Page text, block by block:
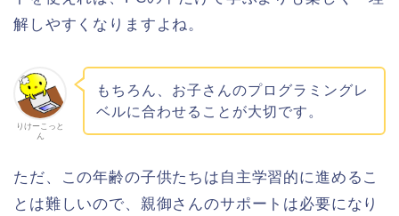
解しやすくなりますよね。
りけーこっと
ん
もちろん、お子さんのプログラミングレ
ベルに合わせることが大切です。
ただ、この年齢の子供たちは自主学習的に進めるこ
とは難しいので、親御さんのサポートは必要になり